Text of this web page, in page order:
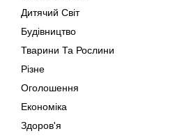
Дитячий Світ
Будівництво
Тварини Та Рослини
Різне
Оголошення
Економіка
Здоров'я